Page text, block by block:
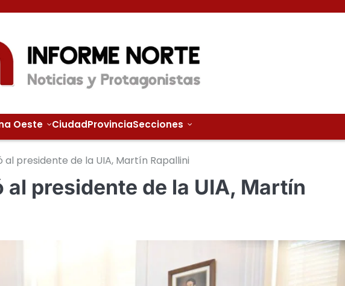
Oeste CiudadProvinciaSecciones
presidente de la UIA, Martín Rapallini
presidente de la UIA, Martín